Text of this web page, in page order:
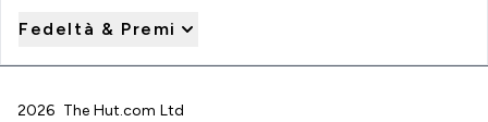
Fedeltà & Premi
2026 The Hut.com Ltd